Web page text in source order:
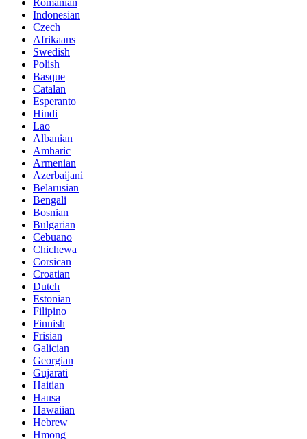
Romanian
Indonesian
Czech
Afrikaans
Swedish
Polish
Basque
Catalan
Esperanto
Hindi
Lao
Albanian
Amharic
Armenian
Azerbaijani
Belarusian
Bengali
Bosnian
Bulgarian
Cebuano
Chichewa
Corsican
Croatian
Dutch
Estonian
Filipino
Finnish
Frisian
Galician
Georgian
Gujarati
Haitian
Hausa
Hawaiian
Hebrew
Hmong